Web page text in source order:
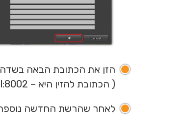
הזן את הכתובת הבאה
( הכתובת להזין היא – http://grid1.eurekaworld.co.il:8002/ )
לאחר שהרשת החדשה נוספה